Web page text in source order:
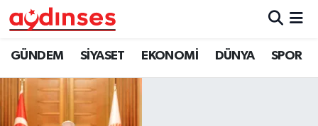
GÜNDEM SİYASET EKONOMİ DÜNYA SPOR
GÜNDEM
SİYASET
Nöbetçi Eczaneler
Hava Durumu